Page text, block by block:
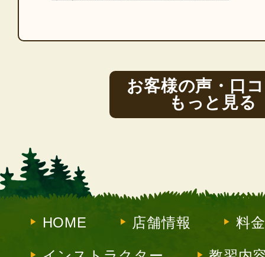
お客様の声・口
もっと見る
HOME 店舗情報 料